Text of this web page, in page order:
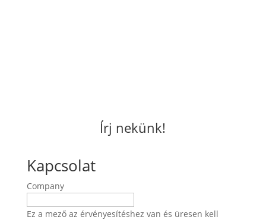
Írj nekünk!
Kapcsolat
Company
Ez a mező az érvényesítéshez van és üresen kell